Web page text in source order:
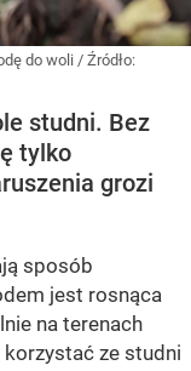
do woli / Źródło:
studni. Bez
tylko
grozi
sposób
jest rosnąca
na terenach
ze studni